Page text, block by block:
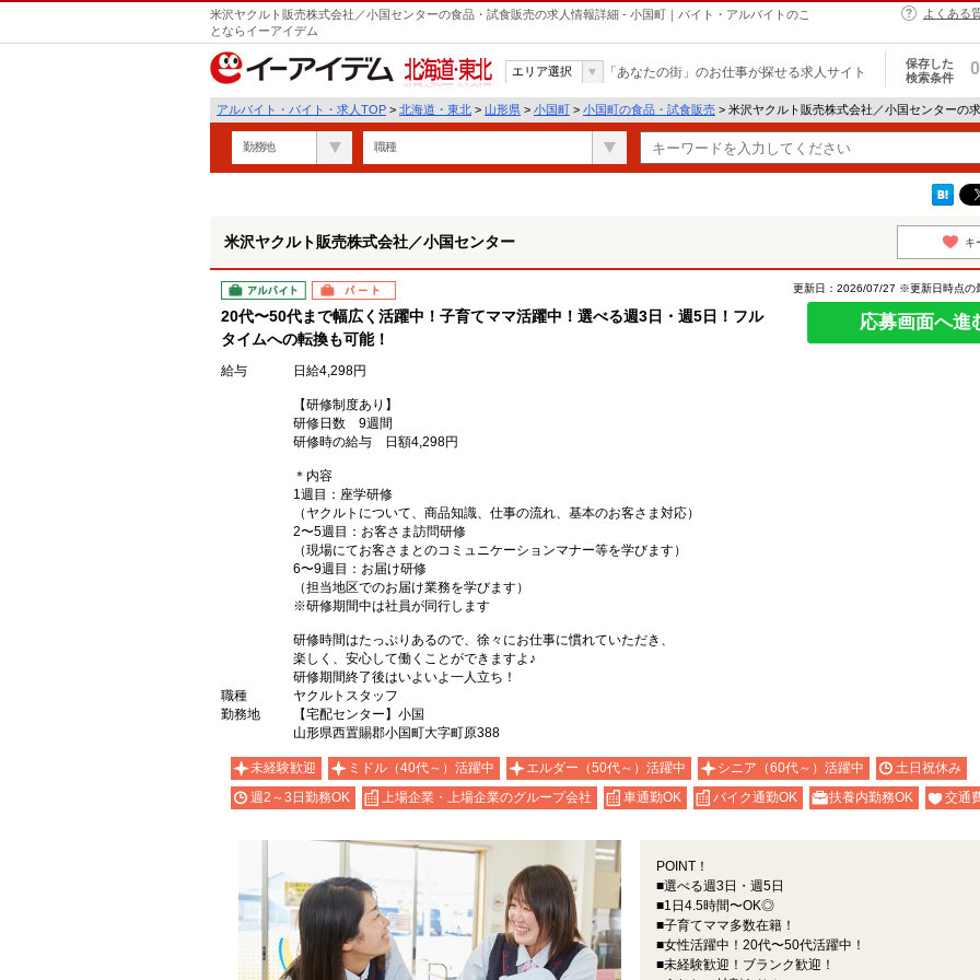
米沢ヤクルト販売株式会社／小国センターの食品・試食販売の求人情報詳細 - 小国町｜バイト・アルバイトのこ
とならイーアイデム
よくある
北海道・東北
エリア選択 「あなたの街」のお仕事が探せる求人サイト
保存した
検索条件
0
アルバイト・バイト・求人TOP > 北海道・東北 > 山形県 > 小国町 > 小国町の食品・試食販売 > 米沢ヤクルト販売株式会社／小国センターの
勤務地 職種
米沢ヤクルト販売株式会社／小国センター キ
アルバイト パート
20代〜50代まで幅広く活躍中！子育てママ活躍中！選べる週3日・週5日！フル
タイムへの転換も可能！
更新日：2026/07/27 ※更新日時点の
応募画面へ進
給与 日給4,298円
【研修制度あり】
研修日数 9週間
研修時の給与 日額4,298円
＊内容
1週目：座学研修
（ヤクルトについて、商品知識、仕事の流れ、基本のお客さま対応）
2〜5週目：お客さま訪問研修
（現場にてお客さまとのコミュニケーションマナー等を学びます）
6〜9週目：お届け研修
（担当地区でのお届け業務を学びます）
※研修期間中は社員が同行します
研修時間はたっぷりあるので、徐々にお仕事に慣れていただき、
楽しく、安心して働くことができますよ♪
研修期間終了後はいよいよ一人立ち！
職種
ヤクルトスタッフ
勤務地
【宅配センター】小国
山形県西置賜郡小国町大字町原388
未経験歓迎 ミドル（40代～）活躍中 エルダー（50代～）活躍中 シニア（60代～）活躍中
土日祝休み
週2～3日勤務OK
上場企業・上場企業のグループ会社 車通勤OK バイク通勤OK 扶養内勤務OK 交通
POINT！
■選べる週3日・週5日
■1日4.5時間〜OK◎
■子育てママ多数在籍！
■女性活躍中！20代〜50代活躍中！
■未経験歓迎！ブランク歓迎！